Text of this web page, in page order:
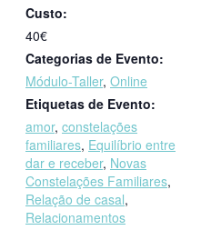
Custo:
40€
Categorias de Evento:
Módulo-Taller, Online
Etiquetas de Evento:
amor, constelações
familiares, Equilíbrio entre
dar e receber, Novas
Constelações Familiares,
Relação de casal,
Relacionamentos